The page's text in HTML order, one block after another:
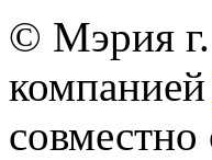
© Мэрия г.
компанией